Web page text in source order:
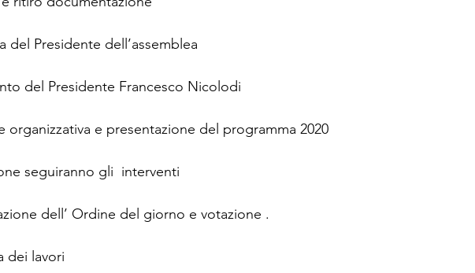
del Presidente dell’assemblea
Intervento del Presidente Francesco Nicolodi
organizzativa e presentazione del programma 2020
seguiranno gli  interventi
dell’ Ordine del giorno e votazione .
dei lavori